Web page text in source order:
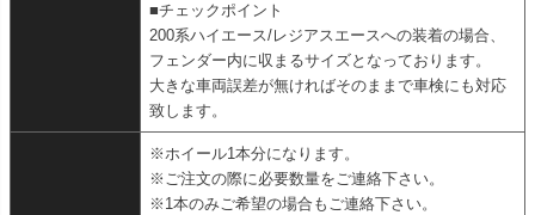
■チェックポイント
200系ハイエース/レジアスエースへの装着の場合、
フェンダー内に収まるサイズとなっております。
大きな車両誤差が無ければそのままで車検にも対応
致します。
※ホイール1本分になります。
※ご注文の際に必要数量をご連絡下さい。
※1本のみご希望の場合もご連絡下さい。